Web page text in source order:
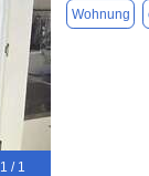
1 / 1
Wohnung